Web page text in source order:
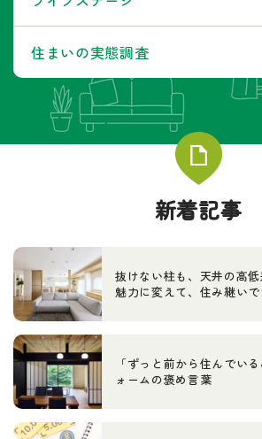
住まいの実態調査
新着記事
抜けない柱も、天井の高
魅力に変えて、住み継い
「ずっと前から住んでい
ォームの褒め言葉